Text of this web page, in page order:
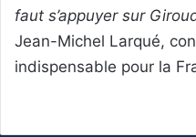
faut s’appuyer sur
Jean-Michel Larqué,
indispensable pour la